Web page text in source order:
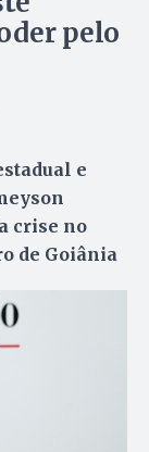
pelo
e
crise no
de Goiânia